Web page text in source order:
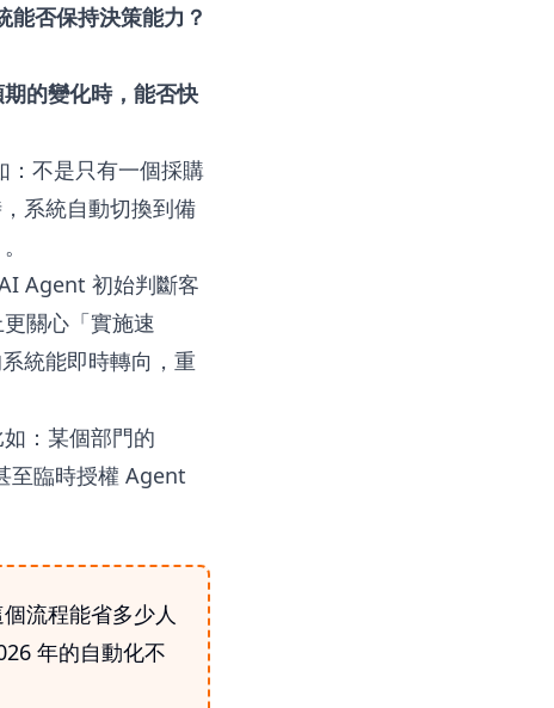
能否保持決策能力？
的變化時，能否快
：不是只有一個採購
系統自動切換到備
Agent 初始判斷客
關心「實施速
統能即時轉向，重
：某個部門的
至臨時授權 Agent
流程能省多少人
年的自動化不